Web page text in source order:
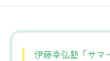
伊藤幸弘塾「サマ